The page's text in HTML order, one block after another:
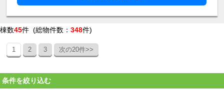
棟数45件 (総物件数： 348件)
1 2 3 次の20件>>
条件を絞り込む